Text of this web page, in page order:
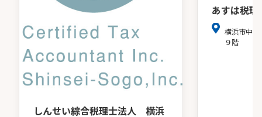
しんせい綜合税理士法人 横浜
あすは税理
横浜市中区
９階